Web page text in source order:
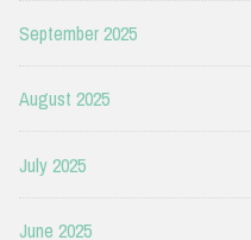
September 2025
August 2025
July 2025
June 2025